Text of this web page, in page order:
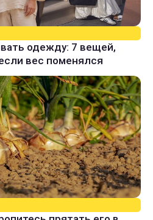
одежду: 7 вещей,
вес поменялся